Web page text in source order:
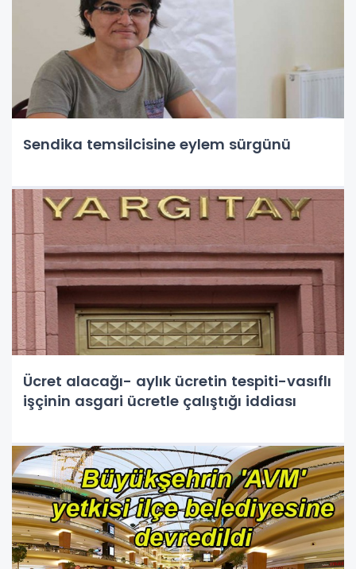
Sendika temsilcisine eylem sürgünü
Ücret alacağı- aylık ücretin tespiti-vasıflı
işçinin asgari ücretle çalıştığı iddiası